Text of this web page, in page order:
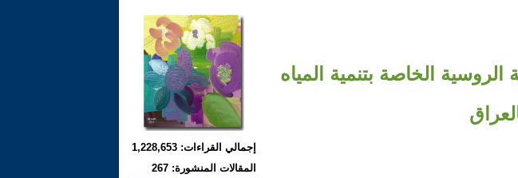
الخاصة بتنمية المياه
إجمالي القراءات: 1,228,653
المقالات المنشورة: 267